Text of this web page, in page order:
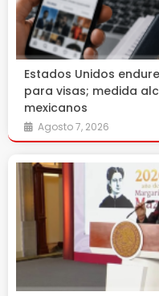
Estados Unidos
para visas; medida
mexicanos
Agosto 7, 2026